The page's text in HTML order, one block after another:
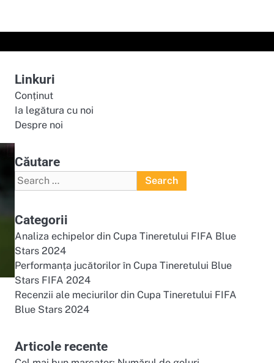
Linkuri
Conținut
Ia legătura cu noi
Despre noi
Căutare
Search
for:
Categorii
Analiza echipelor din Cupa Tineretului FIFA Blue
Stars 2024
Performanța jucătorilor în Cupa Tineretului Blue
Stars FIFA 2024
Recenzii ale meciurilor din Cupa Tineretului FIFA
Blue Stars 2024
Articole recente